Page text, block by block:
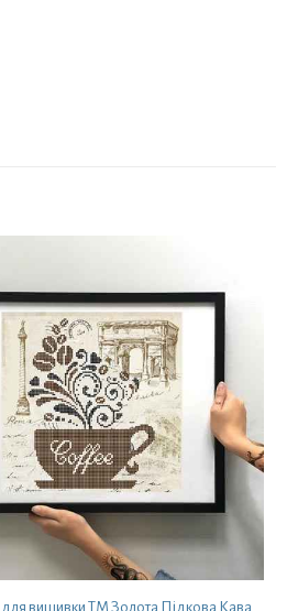
для вишивки ТМ Золота Підкова Кава